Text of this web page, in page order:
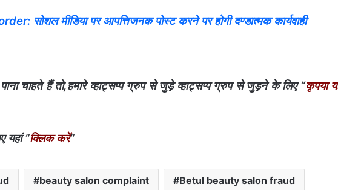
सोशल मीडिया पर आपत्तिजनक पोस्ट करने पर होगी दण्डात्मक कार्यवाही
चाहते हैं तो,हमारे व्हाट्सप्प ग्रुप से जुड़े व्हाट्सप्प ग्रुप से जुड़ने के लिए “कृपया
यहां “क्लिक करें“
beauty salon complaint Betul beauty salon fraud